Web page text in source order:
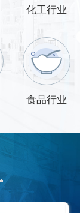
化工行业
食品行业